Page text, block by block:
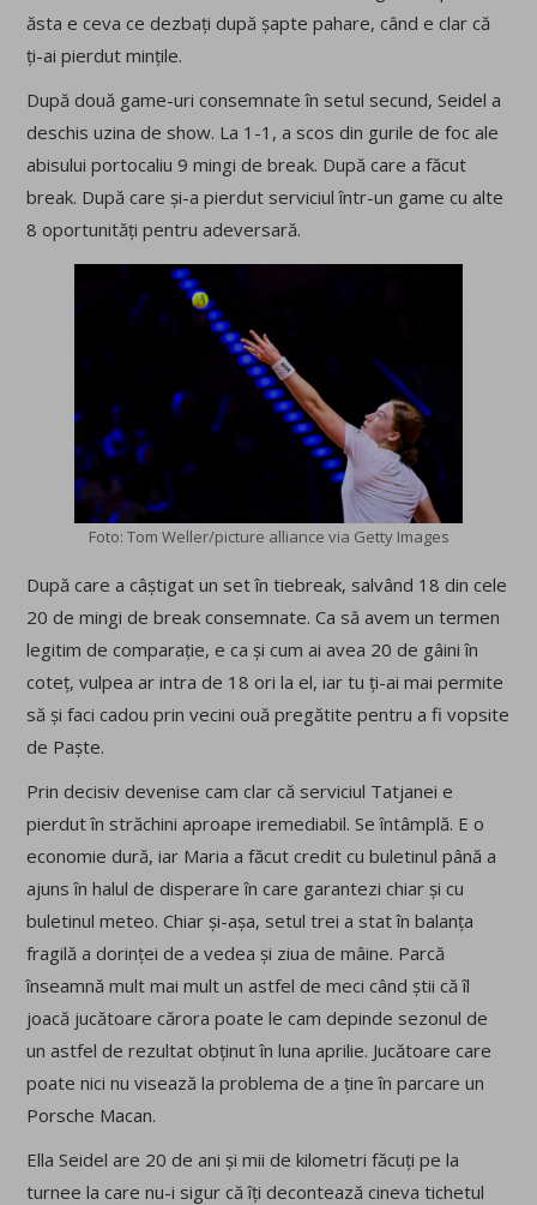
ăsta e ceva ce dezbați după șapte pahare, când e clar că
ți-ai pierdut mințile.
După două game-uri consemnate în setul secund, Seidel a
deschis uzina de show. La 1-1, a scos din gurile de foc ale
abisului portocaliu 9 mingi de break. După care a făcut
break. După care și-a pierdut serviciul într-un game cu alte
8 oportunități pentru adeversară.
Foto: Tom Weller/picture alliance via Getty Images
După care a câștigat un set în tiebreak, salvând 18 din cele
20 de mingi de break consemnate. Ca să avem un termen
legitim de comparație, e ca și cum ai avea 20 de gâini în
coteț, vulpea ar intra de 18 ori la el, iar tu ți-ai mai permite
să și faci cadou prin vecini ouă pregătite pentru a fi vopsite
de Paște.
Prin decisiv devenise cam clar că serviciul Tatjanei e
pierdut în străchini aproape iremediabil. Se întâmplă. E o
economie dură, iar Maria a făcut credit cu buletinul până a
ajuns în halul de disperare în care garantezi chiar și cu
buletinul meteo. Chiar și-așa, setul trei a stat în balanța
fragilă a dorinței de a vedea și ziua de mâine. Parcă
înseamnă mult mai mult un astfel de meci când știi că îl
joacă jucătoare cărora poate le cam depinde sezonul de
un astfel de rezultat obținut în luna aprilie. Jucătoare care
poate nici nu visează la problema de a ține în parcare un
Porsche Macan.
Ella Seidel are 20 de ani și mii de kilometri făcuți pe la
turnee la care nu-i sigur că îți decontează cineva tichetul